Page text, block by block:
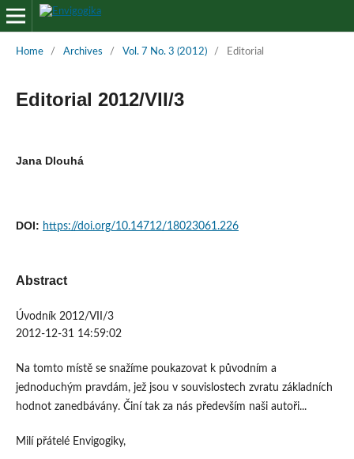
Home / Archives / Vol. 7 No. 3 (2012) / Editorial
Editorial 2012/VII/3
Jana Dlouhá
DOI: https://doi.org/10.14712/18023061.226
Abstract
Úvodník 2012/VII/3
2012-12-31 14:59:02
Na tomto místě se snažíme poukazovat k původním a
jednoduchým pravdám, jež jsou v souvislostech zvratu základních
hodnot zanedbávány. Činí tak za nás především naši autoři...
Milí přátelé Envigogiky,